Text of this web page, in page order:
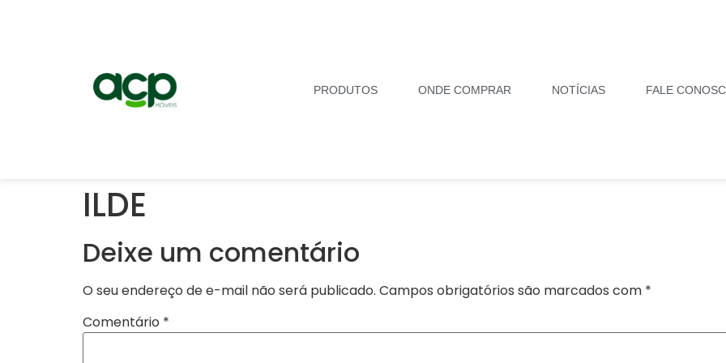
PRODUTOS ONDE COMPRAR NOTÍCIAS FALE
ILDE
Deixe um comentário
O seu endereço de e-mail não será publicado. Campos obrigatórios são marcados com *
Comentário *